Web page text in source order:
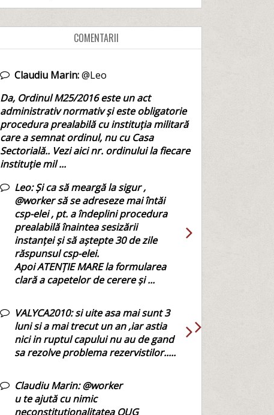
COMENTARII
Claudiu Marin:@Leo
Da, Ordinul M25/2016 este un act
administrativ normativ și este obligatorie
procedura prealabilă cu instituția militară
care a semnat ordinul, nu cu Casa
Sectorială.. Vezi aici nr. ordinului la fiecare
instituție mil ...
Leo:Și ca să meargă la sigur ,
@worker să se adreseze mai întăi
csp-elei , pt. a îndeplini procedura
prealabilă înaintea sesizării
instanței și să aștepte 30 de zile
răspunsul csp-elei.
Apoi ATENȚIE MARE la formularea
clară a capetelor de cerere și ...
VALYCA2010:si uite asa mai sunt 3
luni si a mai trecut un an ,iar astia
nici in ruptul capului nu au de gand
sa rezolve problema rezervistilor.....
Claudiu Marin:@worker
u te ajută cu nimic
neconstituționalitatea OUG